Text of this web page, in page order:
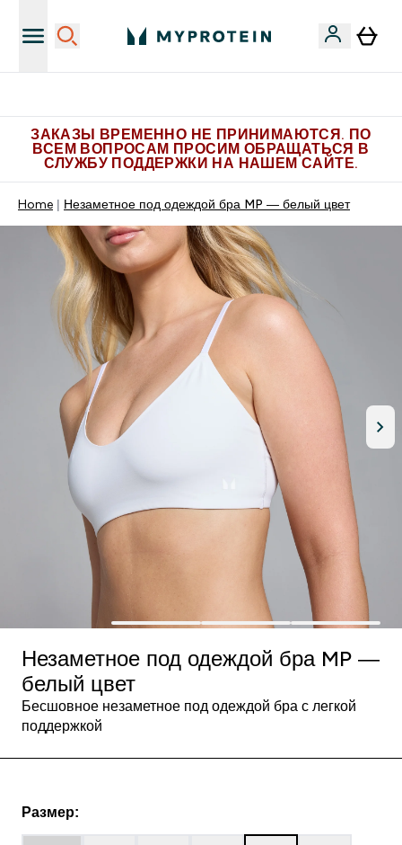
ЗАКАЗЫ ВРЕМЕННО НЕ ПРИНИМАЮТСЯ. ПО
ВСЕМ ВОПРОСАМ ПРОСИМ ОБРАЩАТЬСЯ В
СЛУЖБУ ПОДДЕРЖКИ НА НАШЕМ САЙТЕ.
Home Незаметное под одеждой бра MP ― белый цвет
Незаметное под одеждой бра MP ―
белый цвет
Бесшовное незаметное под одеждой бра с легкой
поддержкой
Размер: